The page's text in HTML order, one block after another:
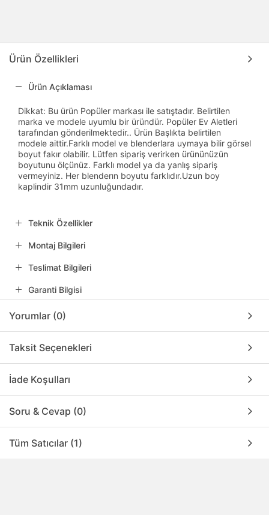
Ürün Özellikleri
Ürün Açıklaması
Dikkat: Bu ürün Popüler markası ile satıştadır. Belirtilen
marka ve modele uyumlu bir üründür. Popüler Ev Aletleri
tarafından gönderilmektedir.. Ürün Başlıkta belirtilen
modele aittir.Farklı model ve blenderlara uymaya bilir görsel
boyut fakır olabilir. Lütfen sipariş verirken ürününüzün
boyutunu ölçünüz. Farklı model ya da yanlış sipariş
vermeyiniz. Her blenderın boyutu farklıdır.Uzun boy
kaplindir 31mm uzunluğundadır.
Teknik Özellikler
Montaj Bilgileri
Teslimat Bilgileri
Garanti Bilgisi
Yorumlar (0)
Taksit Seçenekleri
İade Koşulları
Soru & Cevap (0)
Tüm Satıcılar (1)